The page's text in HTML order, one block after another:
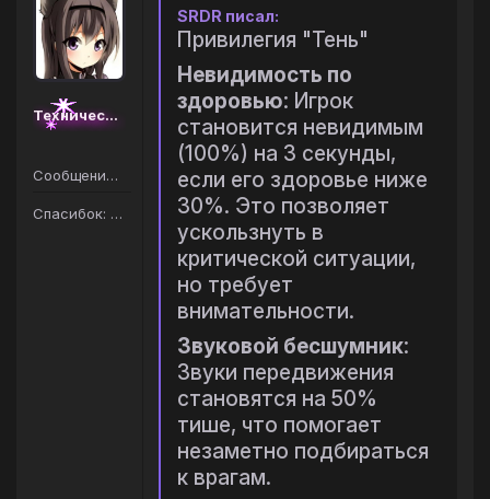
Технический администратор
Сообщений: 163
Спасибок: 206
SRDR писал:
Привилегия "Тень"
Невидимость по
здоровью: Игрок
становится невидимым
(100%) на 3 секунды,
если его здоровье ниже
30%. Это позволяет
ускользнуть в
критической ситуации,
но требует
внимательности.
Звуковой бесшумник:
Звуки передвижения
становятся на 50%
тише, что помогает
незаметно подбираться
к врагам.